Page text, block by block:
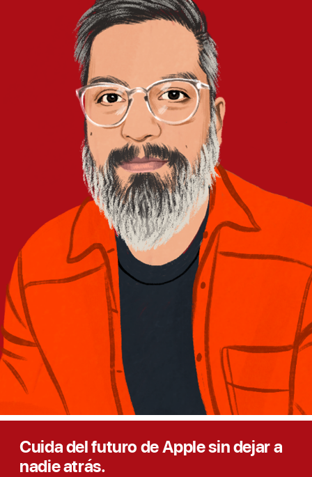
Cuida del futuro de Apple sin dejar a
nadie atrás.